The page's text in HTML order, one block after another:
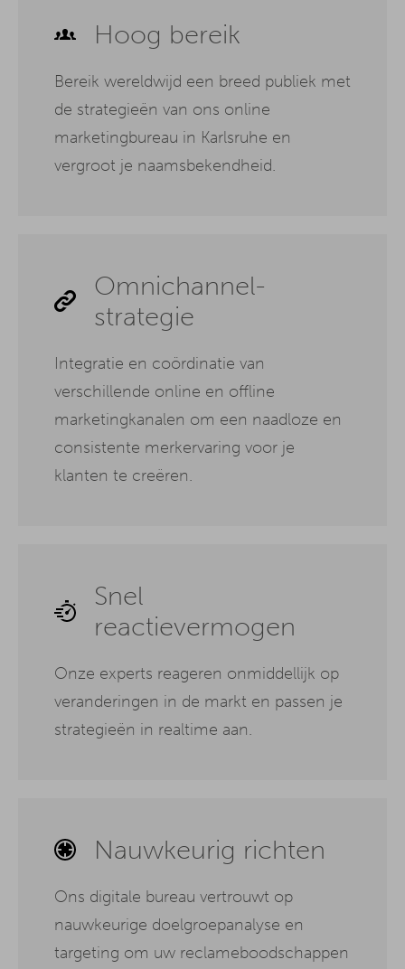
Hoog bereik
Bereik wereldwijd een breed publiek met
de strategieën van ons online
marketingbureau in Karlsruhe en
vergroot je naamsbekendheid.
Omnichannel-
strategie
Integratie en coördinatie van
verschillende online en offline
marketingkanalen om een naadloze en
consistente merkervaring voor je
klanten te creëren.
Snel
reactievermogen
Onze experts reageren onmiddellijk op
veranderingen in de markt en passen je
strategieën in realtime aan.
Nauwkeurig richten
Ons digitale bureau vertrouwt op
nauwkeurige doelgroepanalyse en
targeting om uw reclameboodschappen